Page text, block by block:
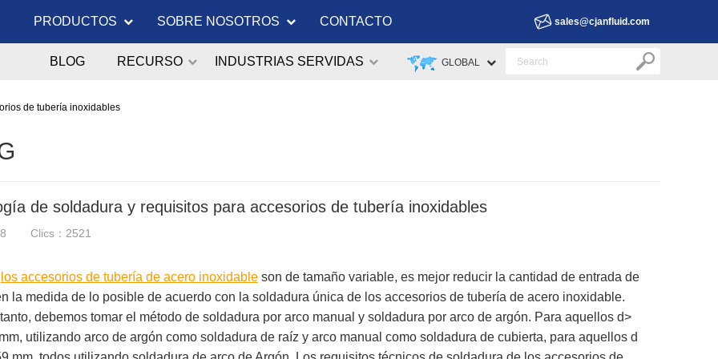
PRODUCTOS SOBRE NOSOTROS CONTACTO sales@cjanfluid.com
GLOBAL
BLOG RECURSO INDUSTRIAS SERVIDAS
de tubería inoxidables
de soldadura y requisitos para accesorios de tubería inoxidables
Clics：2521
los accesorios de tubería de acero inoxidableson de tamaño variable, es mejor reducir la cantidad de entrada de
la medida de lo posible de acuerdo con la soldadura única de los accesorios de tubería de acero inoxidable.
debemos tomar el método de soldadura por arco manual y soldadura por arco de argón. Para aquellos d>
utilizando arco de argón como soldadura de raíz y arco manual como soldadura de cubierta, para aquellos d